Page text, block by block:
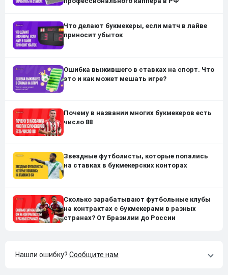
Что делают букмекеры, если матч в лайве
приносит убыток
Ошибка выжившего в ставках на спорт. Что
это и как может мешать игре?
Почему в названии многих букмекеров есть
число 88
Звездные футболисты, которые попались
на ставках в букмекерских конторах
Сколько зарабатывают футбольные клубы
на контрактах с букмекерами в разных
странах? От Бразилии до России
Нашли ошибку? Сообщите нам